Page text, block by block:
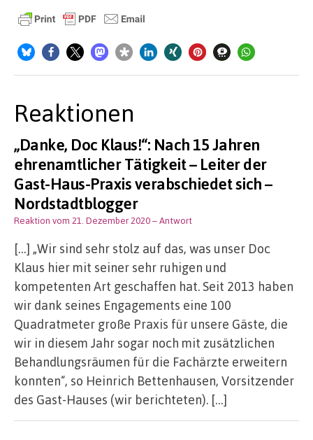
Reaktionen
„Danke, Doc Klaus!“: Nach 15 Jahren
ehrenamtlicher Tätigkeit – Leiter der
Gast-Haus-Praxis verabschiedet sich –
Nordstadtblogger
Reaktion vom 21. Dezember 2020– Antwort
[…] „Wir sind sehr stolz auf das, was unser Doc
Klaus hier mit seiner sehr ruhigen und
kompetenten Art geschaffen hat. Seit 2013 haben
wir dank seines Engagements eine 100
Quadratmeter große Praxis für unsere Gäste, die
wir in diesem Jahr sogar noch mit zusätzlichen
Behandlungsräumen für die Fachärzte erweitern
konnten“, so Heinrich Bettenhausen, Vorsitzender
des Gast-Hauses (wir berichteten). […]